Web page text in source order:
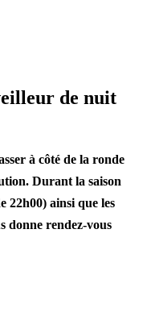
de nuit
à côté de la ronde
Durant la saison
22h00) ainsi que les
donne rendez-vous